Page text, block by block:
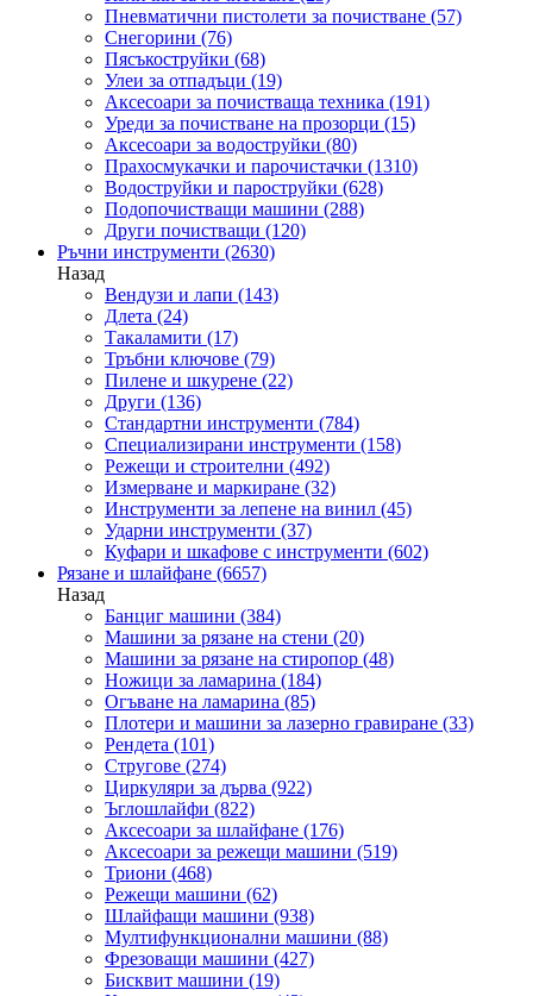
Пневматични пистолети за почистване (57)
Снегорини (76)
Пясъкоструйки (68)
Улеи за отпадъци (19)
Аксесоари за почистваща техника (191)
Уреди за почистване на прозорци (15)
Аксесоари за водоструйки (80)
Прахосмукачки и парочистачки (1310)
Водоструйки и пароструйки (628)
Подопочистващи машини (288)
Други почистващи (120)
Ръчни инструменти (2630)
Назад
Вендузи и лапи (143)
Длета (24)
Такаламити (17)
Тръбни ключове (79)
Пилене и шкурене (22)
Други (136)
Стандартни инструменти (784)
Специализирани инструменти (158)
Режещи и строителни (492)
Измерване и маркиране (32)
Инструменти за лепене на винил (45)
Ударни инструменти (37)
Куфари и шкафове с инструменти (602)
Рязане и шлайфане (6657)
Назад
Банциг машини (384)
Машини за рязане на стени (20)
Машини за рязане на стиропор (48)
Ножици за ламарина (184)
Огъване на ламарина (85)
Плотери и машини за лазерно гравиране (33)
Рендета (101)
Стругове (274)
Циркуляри за дърва (922)
Ъглошлайфи (822)
Аксесоари за шлайфане (176)
Аксесоари за режещи машини (519)
Триони (468)
Режещи машини (62)
Шлайфащи машини (938)
Мултифункционални машини (88)
Фрезоващи машини (427)
Бисквит машини (19)